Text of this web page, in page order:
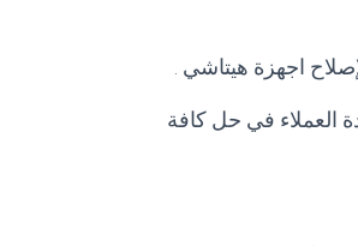
اجهزة هيتاشي
العملاء في حل كافة